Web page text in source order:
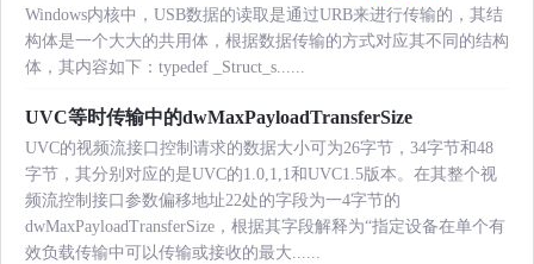
Windows内核中，USB数据的读取是通过URB来进行传输的，其结
构体是一个大大的共用体，根据数据传输的方式对应其不同的结构
体，其内容如下：typedef _Struct_s......
UVC等时传输中的dwMaxPayloadTransferSize
UVC的视频流接口控制请求的数据大小可为26字节，34字节和48
字节，其分别对应的是UVC的1.0,1,1和UVC1.5版本。在其整个视
频流控制接口参数偏移地址22处的字段为一4字节的
dwMaxPayloadTransferSize，根据其字段解释为“指定设备在单个有
效负载传输中可以传输或接收的最大......